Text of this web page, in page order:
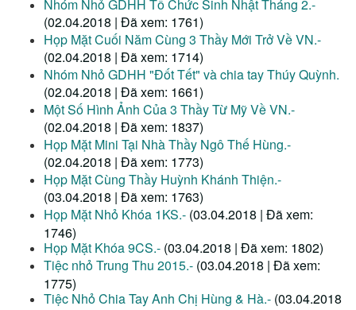
Nhóm Nhỏ GDHH Tổ Chức Sinh Nhật Tháng 2.-
(02.04.2018 | Đã xem: 1761)
Họp Mặt Cuối Năm Cùng 3 Thầy Mới Trở Về VN.-
(02.04.2018 | Đã xem: 1714)
Nhóm Nhỏ GDHH "Đốt Tết" và chia tay Thúy Quỳnh.
(02.04.2018 | Đã xem: 1661)
Một Số Hình Ảnh Của 3 Thầy Từ Mỹ Về VN.-
(02.04.2018 | Đã xem: 1837)
Họp Mặt Mini Tại Nhà Thầy Ngô Thế Hùng.-
(02.04.2018 | Đã xem: 1773)
Họp Mặt Cùng Thầy Huỳnh Khánh Thiện.-
(03.04.2018 | Đã xem: 1763)
Họp Mặt Nhỏ Khóa 1KS.- (03.04.2018 | Đã xem:
1746)
Họp Mặt Khóa 9CS.- (03.04.2018 | Đã xem: 1802)
Tiệc nhỏ Trung Thu 2015.- (03.04.2018 | Đã xem:
1775)
Tiệc Nhỏ Chia Tay Anh Chị Hùng & Hà.- (03.04.2018